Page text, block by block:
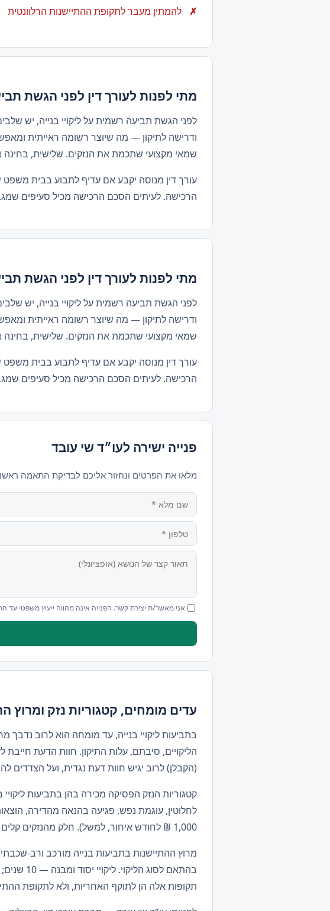
להמתין מעבר לתקופת ההתיישנות הרלוונטית
מתי לפנות לעורך דין לפני הגשת
לפני הגשת תביעה רשמית על ליקויי בנייה, יש
ודרישה לתיקון — מה שיוצר רשומה ראייתית
שמאי מקצועי שתכמת את הנזקים. שלישית, בחינה
עורך דין מנוסה יקבע אם עדיף לתבוע בבית משפט
הרכישה. לעיתים הסכם הרכישה מכיל סעיפים
מתי לפנות לעורך דין לפני הגשת
לפני הגשת תביעה רשמית על ליקויי בנייה, יש
ודרישה לתיקון — מה שיוצר רשומה ראייתית
שמאי מקצועי שתכמת את הנזקים. שלישית, בחינה
עורך דין מנוסה יקבע אם עדיף לתבוע בבית משפט
הרכישה. לעיתים הסכם הרכישה מכיל סעיפים
פנייה ישירה לעו״ד שי עובד
מלאו את הפרטים ונחזור אליכם לבדיקת התאמה
אני מאשר/ת יצירת קשר. הפנייה אינה מהווה ייעוץ משפטי עד
עדים מומחים, קטגוריות נזק ומרוץ
בתביעות ליקויי בנייה, עד מומחה הוא לרוב נדבך
הליקויים, סיבתם, עלות התיקון. חוות הדעת
(הקבלן) לרוב יגיש חוות דעת נגדית, ועל הצדדים
קטגוריות הנזק הפסיקה מכירה בהן בתביעות ליקויי
לחלוטין, עוגמת נפש, פגיעה בהנאה מהדירה,
1,000 ₪ לחודש איחור, למשל). חלק מהנזקים קלים יחסית להוכיח, אחרים דורשים חוות דעת נפרדת.
מרוץ ההתיישנות בתביעות בנייה מורכב ורב-
תקופות אלה הן לתוקף האחריות, ולא לתקופת ההתיישנות